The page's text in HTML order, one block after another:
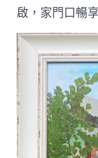
啟，家門口暢